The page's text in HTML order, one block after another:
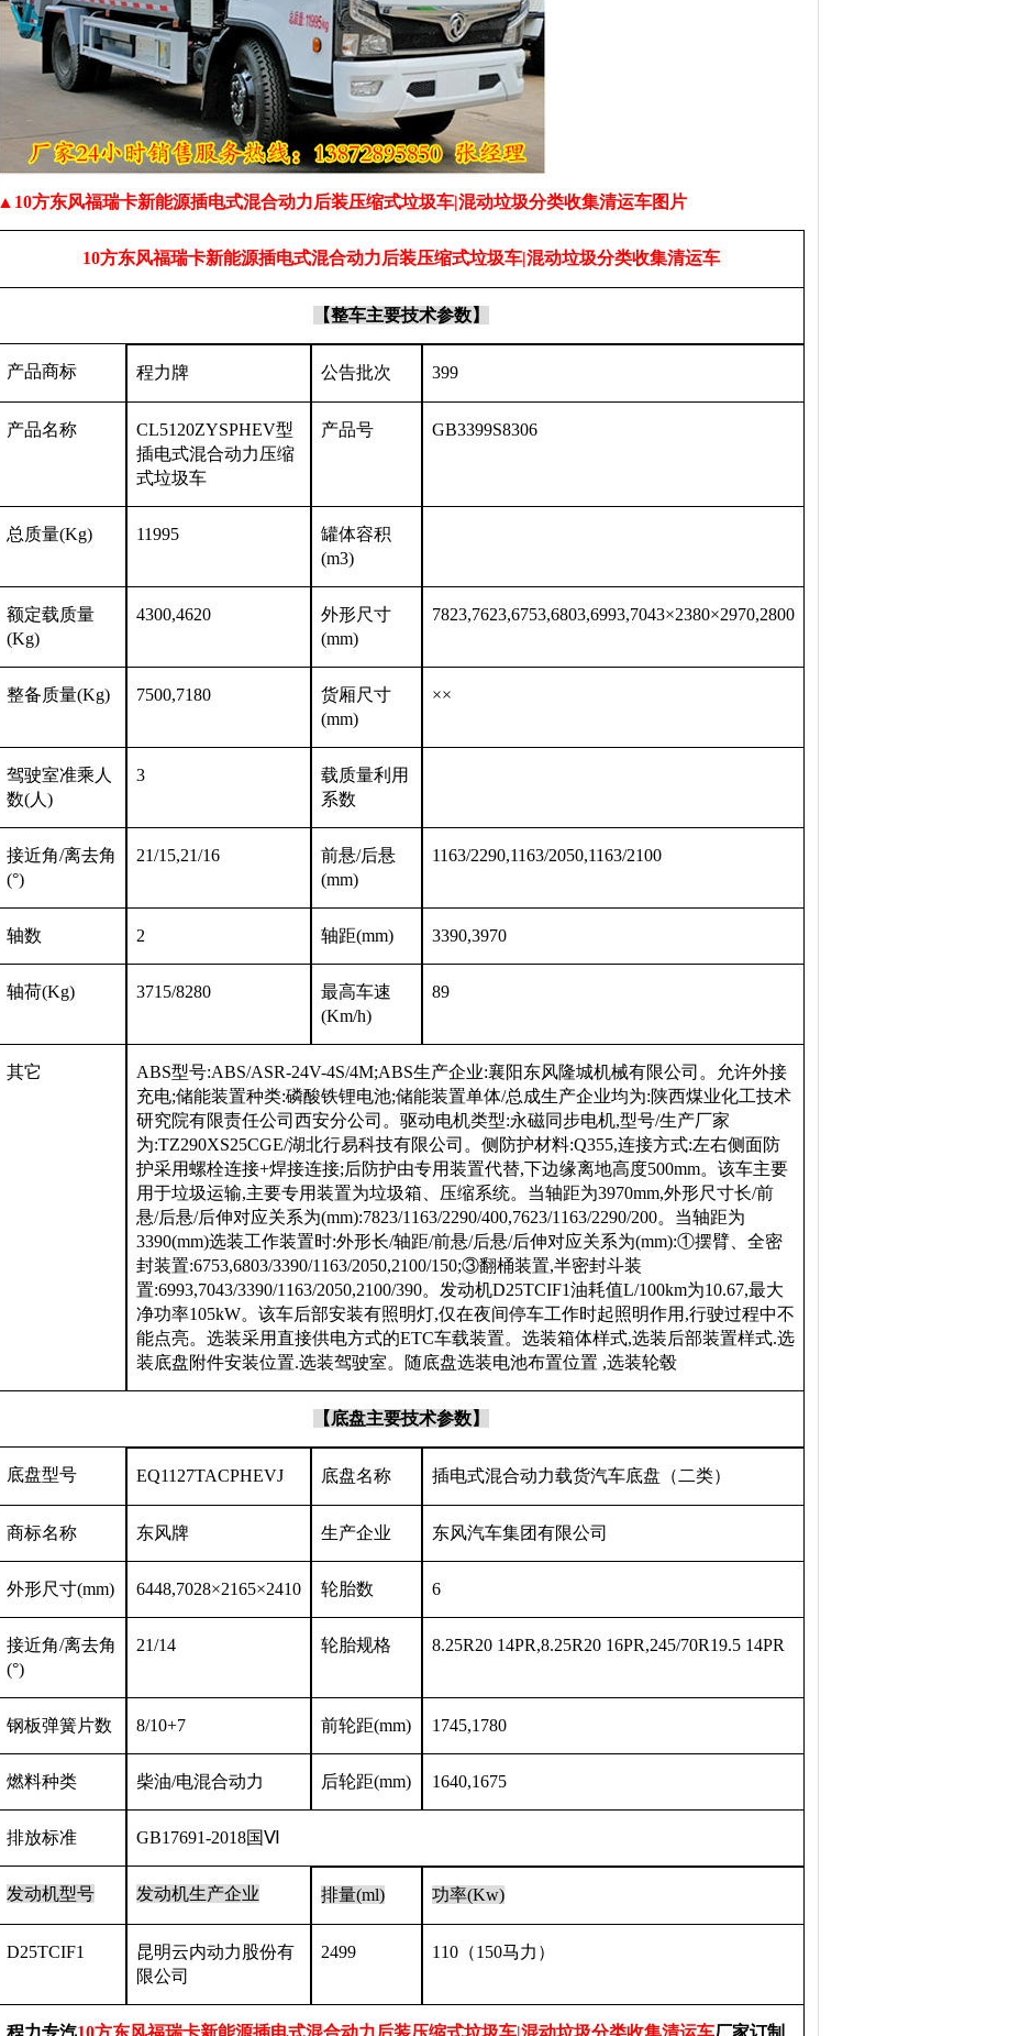
▲10方东风福瑞卡新能源插电式混合动力后装压缩式垃圾车|混动垃圾分类收集清运车图片
10方东风福瑞卡新能源插电式混合动力后装压缩式垃圾车|混动垃圾分类收集清运车
【整车主要技术参数】
产品商标 程力牌 公告批次 399
产品名称
CL5120ZYSPHEV型
插电式混合动力压缩
式垃圾车
产品号 GB3399S8306
总质量(Kg) 11995
罐体容积
(m3)
额定载质量
(Kg)
4300,4620
外形尺寸
(mm)
7823,7623,6753,6803,6993,7043×2380×2970,2800
整备质量(Kg) 7500,7180
货厢尺寸
(mm)
××
驾驶室准乘人
数(人)
3
载质量利用
系数
接近角/离去角
(°)
21/15,21/16 前悬/后悬
(mm)
1163/2290,1163/2050,1163/2100
轴数 2 轴距(mm) 3390,3970
轴荷(Kg) 3715/8280
最高车速
(Km/h)
89
其它
ABS型号:ABS/ASR-24V-4S/4M;ABS生产企业:襄阳东风隆城机械有限公司。允许外接
充电;储能装置种类:磷酸铁锂电池;储能装置单体/总成生产企业均为:陕西煤业化工技术
研究院有限责任公司西安分公司。驱动电机类型:永磁同步电机,型号/生产厂家
为:TZ290XS25CGE/湖北行易科技有限公司。侧防护材料:Q355,连接方式:左右侧面防
护采用螺栓连接+焊接连接;后防护由专用装置代替,下边缘离地高度500mm。该车主要
用于垃圾运输,主要专用装置为垃圾箱、压缩系统。当轴距为3970mm,外形尺寸长/前
悬/后悬/后伸对应关系为(mm):7823/1163/2290/400,7623/1163/2290/200。当轴距为
3390(mm)选装工作装置时:外形长/轴距/前悬/后悬/后伸对应关系为(mm):①摆臂、全密
封装置:6753,6803/3390/1163/2050,2100/150;③翻桶装置,半密封斗装
置:6993,7043/3390/1163/2050,2100/390。发动机D25TCIF1油耗值L/100km为10.67,最大
净功率105kW。该车后部安装有照明灯,仅在夜间停车工作时起照明作用,行驶过程中不
能点亮。选装采用直接供电方式的ETC车载装置。选装箱体样式,选装后部装置样式.选
装底盘附件安装位置.选装驾驶室。随底盘选装电池布置位置 ,选装轮毂
【底盘主要技术参数】
底盘型号 EQ1127TACPHEVJ 底盘名称 插电式混合动力载货汽车底盘（二类）
商标名称 东风牌 生产企业 东风汽车集团有限公司
外形尺寸(mm) 6448,7028×2165×2410 轮胎数 6
接近角/离去角
(°)
21/14 轮胎规格 8.25R20 14PR,8.25R20 16PR,245/70R19.5 14PR
钢板弹簧片数 8/10+7 前轮距(mm) 1745,1780
燃料种类 柴油/电混合动力 后轮距(mm) 1640,1675
排放标准 GB17691-2018国Ⅵ
发动机型号 发动机生产企业 排量(ml) 功率(Kw)
D25TCIF1
昆明云内动力股份有
限公司
2499 110（150马力 ）
程力专汽10方东风福瑞卡新能源插电式混合动力后装压缩式垃圾车|混动垃圾分类收集清运车厂家订制